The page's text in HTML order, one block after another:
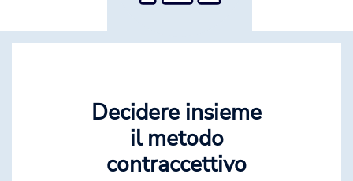
Decidere insieme
il metodo
contraccettivo